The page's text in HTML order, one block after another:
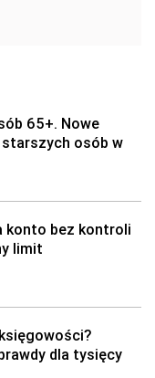
65+. Nowe
osób w
konto bez kontroli
limit
dla tysięcy